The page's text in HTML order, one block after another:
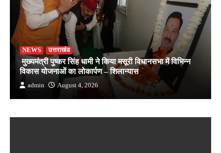
NEWS उत्तराखंड
मुख्यमंत्री पुष्कर सिंह धामी ने किया मसूरी विधानसभा में विभिन्न
विकास योजनाओं का लोकार्पण – शिलान्यास
admin August 4, 2026